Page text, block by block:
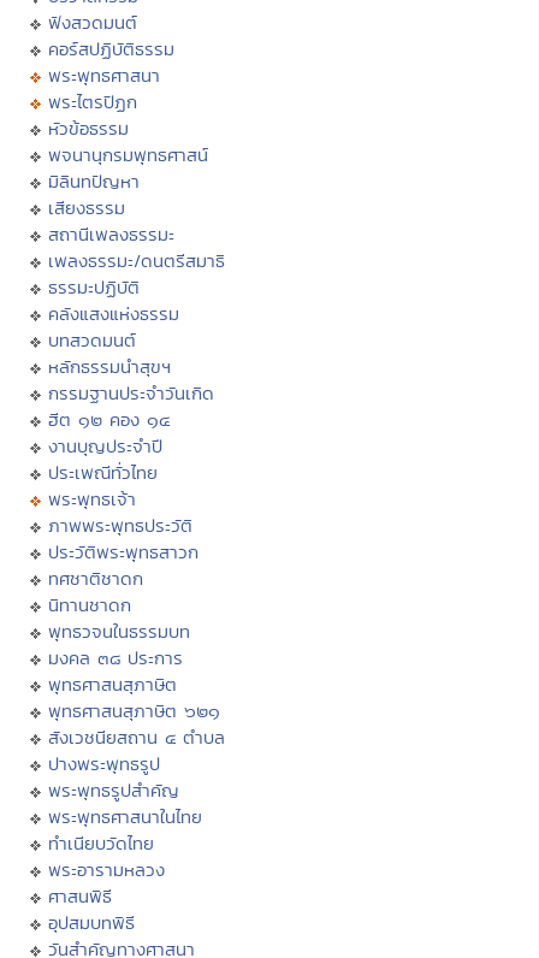
ฟังสวดมนต์
คอร์สปฏิบัติธรรม
พระพุทธศาสนา
พระไตรปิฏก
หัวข้อธรรม
พจนานุกรมพุทธศาสน์
มิลินทปัญหา
เสียงธรรม
สถานีเพลงธรรมะ
เพลงธรรมะ/ดนตรีสมาธิ
ธรรมะปฏิบัติ
คลังแสงแห่งธรรม
บทสวดมนต์
หลักธรรมนำสุขฯ
กรรมฐานประจำวันเกิด
ฮีต ๑๒ คอง ๑๔
งานบุญประจำปี
ประเพณีทั่วไทย
พระพุทธเจ้า
ภาพพระพุทธประวัติ
ประวัติพระพุทธสาวก
ทศชาติชาดก
นิทานชาดก
พุทธวจนในธรรมบท
มงคล ๓๘ ประการ
พุทธศาสนสุภาษิต
พุทธศาสนสุภาษิต ๖๒๑
สังเวชนียสถาน ๔ ตำบล
ปางพระพุทธรูป
พระพุทธรูปสำคัญ
พระพุทธศาสนาในไทย
ทำเนียบวัดไทย
พระอารามหลวง
ศาสนพิธี
อุปสมบทพิธี
วันสำคัญทางศาสนา